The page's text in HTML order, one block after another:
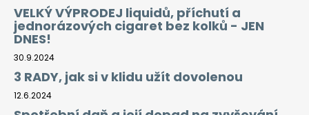
VELKÝ VÝPRODEJ liquidů, příchutí a
jednorázových cigaret bez kolků - JEN
DNES!
30.9.2024
3 RADY, jak si v klidu užít dovolenou
12.6.2024